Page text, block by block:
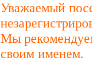
Уважаемый
Мы
своим именем.